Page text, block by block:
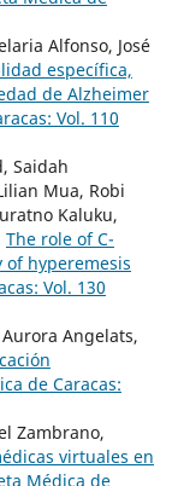
Alfonso, José
específica,
de Alzheimer
Vol. 110
Saidah
Mua, Robi
Kaluku,
The role of C-
of hyperemesis
Vol. 130
Angelats,
de Caracas:
Zambrano,
virtuales en
Médica de